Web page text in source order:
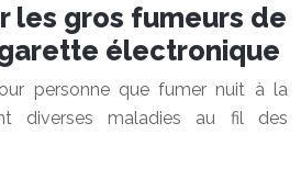
les gros fumeurs de
électronique
personne que fumer nuit à la
diverses maladies au fil des